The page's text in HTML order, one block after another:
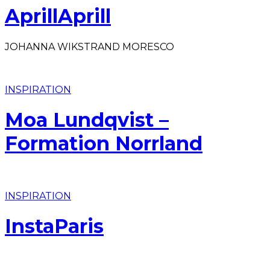
AprillAprill
JOHANNA WIKSTRAND MORESCO
INSPIRATION
Moa Lundqvist –
Formation Norrland
INSPIRATION
InstaParis